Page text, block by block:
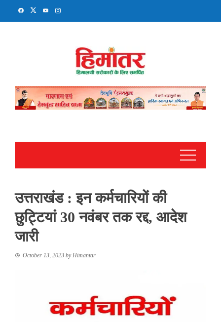
उत्तराखंड : इन कर्मचारियों की
छुट्टियां 30 नवंबर तक रद्द, आदेश
जारी
October 13, 2023 byHimantar